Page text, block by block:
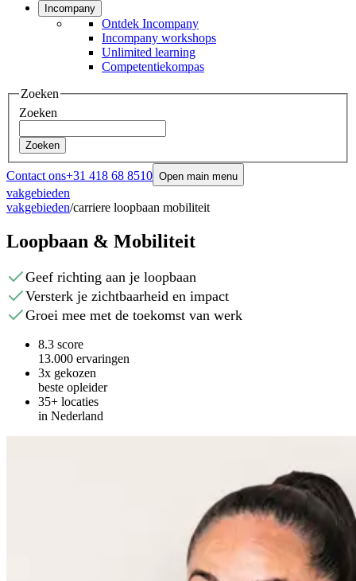
Incompany
Ontdek Incompany
Incompany workshops
Unlimited learning
Competentiekompas
Zoeken
Zoeken
Zoeken
Contact ons+31 418 68 8510 Open main menu
vakgebieden
vakgebieden/carriere loopbaan mobiliteit
Loopbaan & Mobiliteit
Geef richting aan je loopbaan
Versterk je zichtbaarheid en impact
Groei mee met de toekomst van werk
8.3 score
13.000 ervaringen
3x gekozen
beste opleider
35+ locaties
in Nederland